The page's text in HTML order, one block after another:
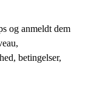
og anmeldt dem
betingelser,